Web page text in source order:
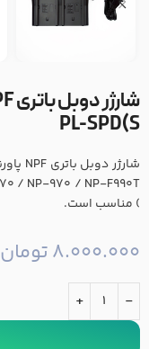
PL-SPD(S
) مناسب است.
8.000.000تومان
-
+